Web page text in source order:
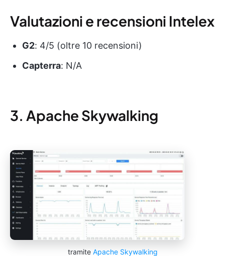
Valutazioni e recensioni Intelex
G2: 4/5 (oltre 10 recensioni)
Capterra: N/A
3. Apache Skywalking
tramite Apache Skywalking